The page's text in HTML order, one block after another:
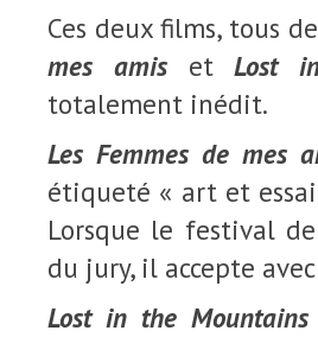
Ces deux films, tous
mes amisetLost
totalement inédit.
Les Femmes de mes
étiqueté « art et
Lorsque le festival
du jury, il accepte
Lost in the Mountains